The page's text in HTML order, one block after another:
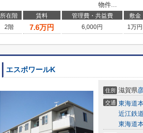
物件...
所在階 賃料 管理費・共益費 敷金
2階
7.6万円 6,000円 1万円
エスポワールK
住所 滋賀県
交通 東海道
近江鉄
東海道